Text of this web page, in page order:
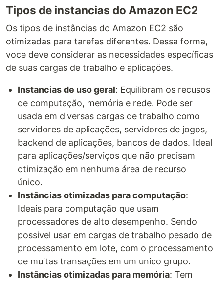
Tipos de instancias do Amazon EC2
Os tipos de instâncias do Amazon EC2 são
otimizadas para tarefas diferentes. Dessa forma,
voce deve considerar as necessidades específicas
de suas cargas de trabalho e aplicações.
Instancias de uso geral: Equilibram os recusos
de computação, memória e rede. Pode ser
usada em diversas cargas de trabalho como
servidores de aplicações, servidores de jogos,
backend de aplicações, bancos de dados. Ideal
para aplicações/serviços que não precisam
otimização em nenhuma área de recurso
único.
Instâncias otimizadas para computação:
Ideais para computação que usam
processadores de alto desempenho. Sendo
possivel usar em cargas de trabalho pesado de
processamento em lote, com o processamento
de muitas transações em um unico grupo.
Instâncias otimizadas para memória: Tem